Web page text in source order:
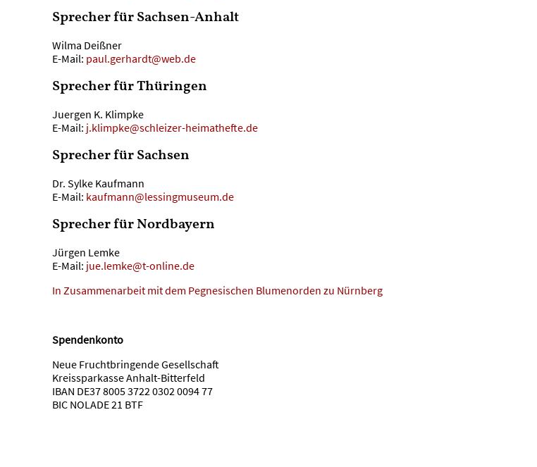
Sprecher für Sachsen-Anhalt
Wilma Deißner
E-Mail: paul.gerhardt@web.de
Sprecher für Thüringen
Juergen K. Klimpke
E-Mail: j.klimpke@schleizer-heimathefte.de
Sprecher für Sachsen
Dr. Sylke Kaufmann
E-Mail: kaufmann@lessingmuseum.de
Sprecher für Nordbayern
Jürgen Lemke
E-Mail: jue.lemke@t-online.de
In Zusammenarbeit mit dem Pegnesischen Blumenorden zu Nürnberg
Spendenkonto
Neue Fruchtbringende Gesellschaft
Kreissparkasse Anhalt-Bitterfeld
IBAN DE37 8005 3722 0302 0094 77
BIC NOLADE 21 BTF